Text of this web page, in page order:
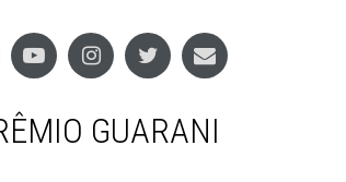
GUARANI